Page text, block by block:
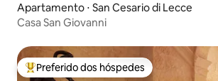
Apartamento ⋅ San Cesario di Lecce
Casa San Giovanni
Entre os melhores preferidos dos hóspedes
Preferido dos hóspedes